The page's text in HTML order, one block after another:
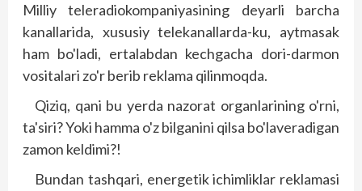
Milliy teleradiokompaniyasining deyarli barcha
kanallarida, xususiy telekanallarda-ku, aytmasak
ham bo'ladi, ertalabdan kechgacha dori-darmon
vositalari zo'r berib rek­lama qilinmoqda.
Qiziq, qani bu yerda nazorat organlarining o'rni,
ta'siri? Yoki hamma o'z bilganini qilsa bo'laveradigan
zamon keldimi?!
Bundan tashqari, energetik ichimliklar rek­lamasi